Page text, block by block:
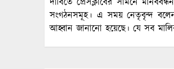
সংগঠনসমূহ। এ সময় নেতৃবৃন্দ
আহ্বান জানানো হয়েছে। যে সব